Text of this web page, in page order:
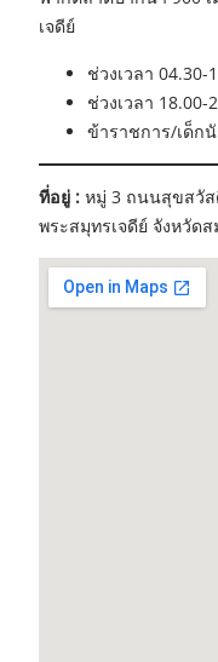
เจดีย์
ช่วงเวลา
ช่วงเวลา
ข้าราชการ/เด็ก
ที่อยู่ : หมู่ 3 ถนนสุขสวัส
พระสมุทรเจดีย์ จังหวัด